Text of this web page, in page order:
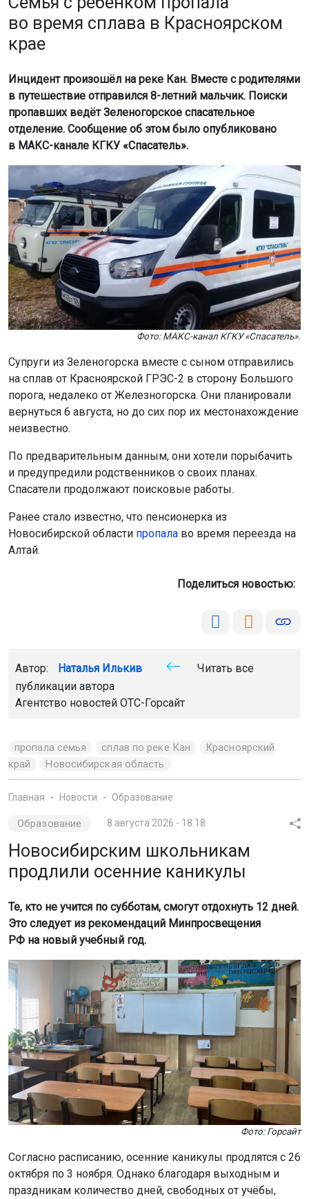
во время сплава в Красноярском
крае
Инцидент произошёл на реке Кан. Вместе с родителями
в путешествие отправился 8-летний мальчик. Поиски
пропавших ведёт Зеленогорское спасательное
отделение. Сообщение об этом было опубликовано
в МАКС-канале КГКУ «Спасатель».
Фото: МАКС-канал КГКУ «Спасатель».
Супруги из Зеленогорска вместе с сыном отправились
на сплав от Красноярской ГРЭС-2 в сторону Большого
порога, недалеко от Железногорска. Они планировали
вернуться 6 августа, но до сих пор их местонахождение
неизвестно.
По предварительным данным, они хотели порыбачить
и предупредили родственников о своих планах.
Спасатели продолжают поисковые работы.
Ранее стало известно, что пенсионерка из
Новосибирской области пропала во время переезда на
Алтай.
Поделиться новостью:
Автор: Наталья Илькив
Читать все
публикации автора
Агентство новостей ОТС-Горсайт
пропала семья сплав по реке Кан
Красноярский
край
Новосибирская область
Главная Новости Образование
Образование 8 августа 2026 - 18:18
Новосибирским школьникам
продлили осенние каникулы
Те, кто не учится по субботам, смогут отдохнуть 12 дней.
Это следует из рекомендаций Минпросвещения
РФ на новый учебный год.
Фото: Горсайт
Согласно расписанию, осенние каникулы продлятся с 26
октября по 3 ноября. Однако благодаря выходным и
праздникам количество дней, свободных от учёбы,